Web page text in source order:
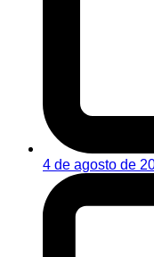
4 de agosto de